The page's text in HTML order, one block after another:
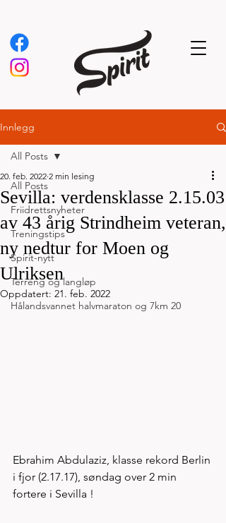
Innlegg
All Posts
Friidrettsnyheter
Treningstips
Spirit-nytt
Terreng og langløp
Hålandsvannet halvmaraton og 7km 20
All Posts
Sevilla: verdensklasse 2.15.03
av 43 årig Strindheim veteran,
ny nedtur for Moen og
Ulriksen
20. feb. 2022 2 min lesing
Oppdatert: 21. feb. 2022
Ebrahim Abdulaziz, klasse rekord Berlin
i fjor (2.17.17), søndag over 2 min
fortere i Sevilla !